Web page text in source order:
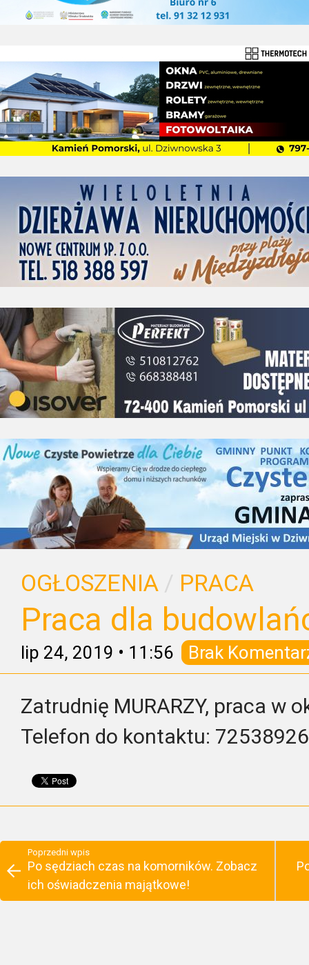
OGŁOSZENIA / PRACA
Praca dla
lip 24, 2019 • 11:56 Brak
Zatrudnię MURARZY, praca w
Telefon do kontaktu:
Poprzedni wpis
Po sędziach czas na komorników. Zobacz
ich oświadczenia majątkowe!